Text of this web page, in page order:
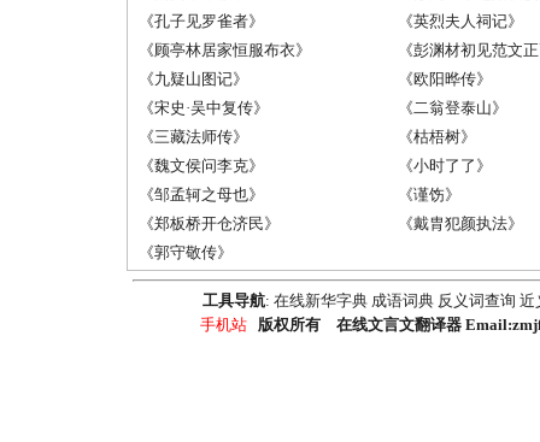
《孔子见罗雀者》
《英烈夫人祠记》
《顾亭林居家恒服布衣》
《彭渊材初见范文
《九疑山图记》
《欧阳晔传》
《宋史·吴中复传》
《二翁登泰山》
《三藏法师传》
《枯梧树》
《魏文侯问李克》
《小时了了》
《邹孟轲之母也》
《谨饬》
《郑板桥开仓济民》
《戴胄犯颜执法》
《郭守敬传》
工具导航: 在线新华字典 成语词典 反义词查询 近
手机站版权所有 在线文言文翻译器